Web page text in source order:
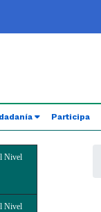
Participa
Nivel
Nivel